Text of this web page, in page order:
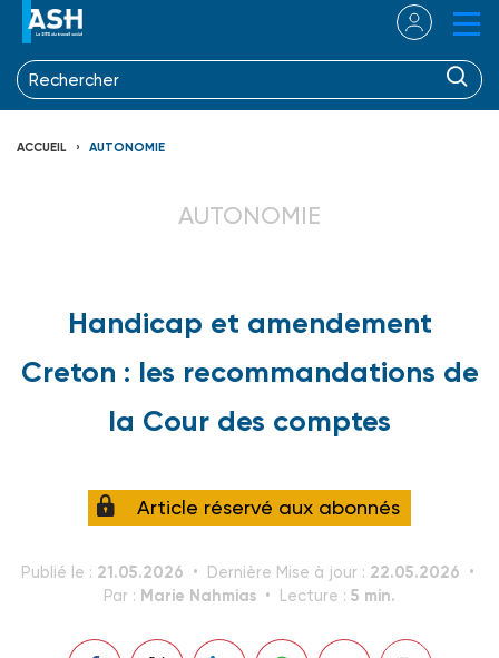
ACCUEIL AUTONOMIE
AUTONOMIE
Handicap et amendement
Creton : les recommandations de
la Cour des comptes
Article réservé aux abonnés
Publié le : 21.05.2026 Dernière Mise à jour : 22.05.2026
Par : Marie Nahmias Lecture : 5 min.